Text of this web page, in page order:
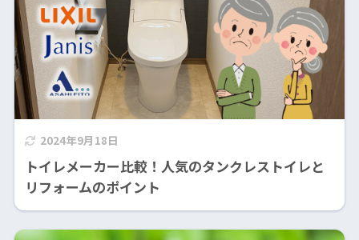
2024年9月18日
トイレメーカー比較！人気のタンクレストイレと
リフォームのポイント